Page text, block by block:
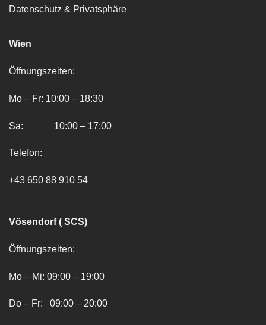
Datenschutz & Privatsphäre
Wien
Öffnungszeiten:
Mo – Fr: 10:00 – 18:30
Sa: 10:00 – 17:00
Telefon:
+43 650 88 910 54
Vösendorf ( SCS)
Öffnungszeiten:
Mo – Mi: 09:00 – 19:00
Do – Fr: 09:00 – 20:00